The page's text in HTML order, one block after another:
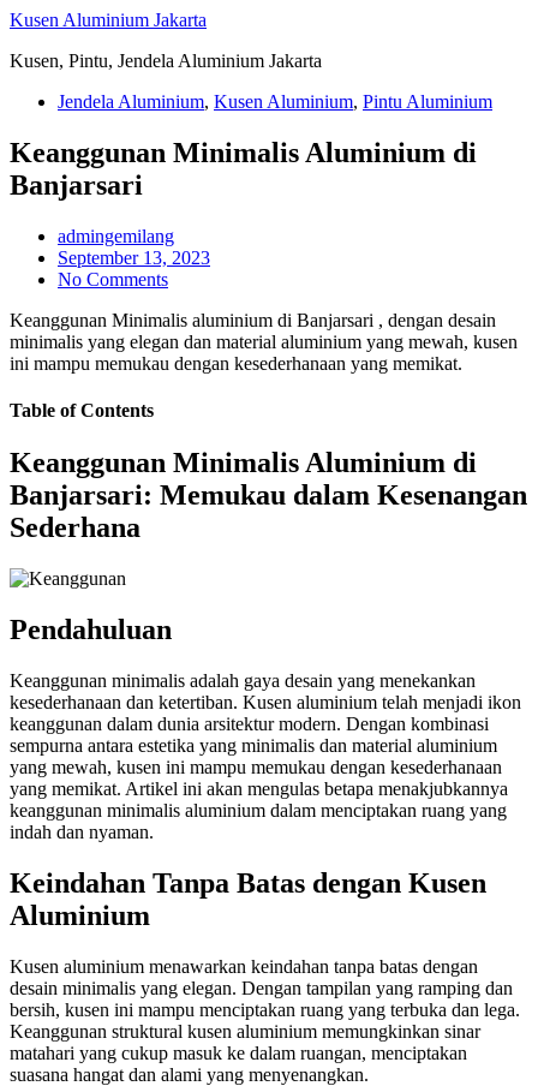
Skip
content
Kusen Aluminium Jakarta
Kusen, Pintu, Jendela Aluminium Jakarta
Jendela Aluminium, Kusen Aluminium, Pintu Aluminium
Keanggunan Minimalis Aluminium di
Banjarsari
admingemilang
September 13, 2023
No Comments
Keanggunan Minimalis aluminium di Banjarsari , dengan desain
minimalis yang elegan dan material aluminium yang mewah, kusen
ini mampu memukau dengan kesederhanaan yang memikat.
Table of Contents
Keanggunan Minimalis Aluminium di
Banjarsari: Memukau dalam Kesenangan
Sederhana
Pendahuluan
Keanggunan minimalis adalah gaya desain yang menekankan
kesederhanaan dan ketertiban. Kusen aluminium telah menjadi ikon
keanggunan dalam dunia arsitektur modern. Dengan kombinasi
sempurna antara estetika yang minimalis dan material aluminium
yang mewah, kusen ini mampu memukau dengan kesederhanaan
yang memikat. Artikel ini akan mengulas betapa menakjubkannya
keanggunan minimalis aluminium dalam menciptakan ruang yang
indah dan nyaman.
Keindahan Tanpa Batas dengan Kusen
Aluminium
Kusen aluminium menawarkan keindahan tanpa batas dengan
desain minimalis yang elegan. Dengan tampilan yang ramping dan
bersih, kusen ini mampu menciptakan ruang yang terbuka dan lega.
Keanggunan struktural kusen aluminium memungkinkan sinar
matahari yang cukup masuk ke dalam ruangan, menciptakan
suasana hangat dan alami yang menyenangkan.